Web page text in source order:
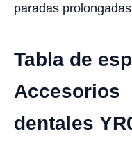
paradas
Tabla de
Accesorios
dentales